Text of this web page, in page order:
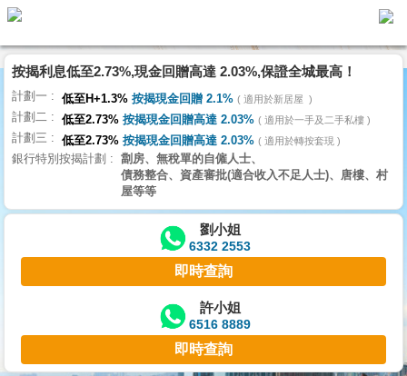
代
理
主
頁
搵
樓/
交
業
主
宅
按揭利息低至2.73%,現金回贈高達 2.03%,保證全城最高！
計劃一 低至H+1.3% 按揭現金回贈 2.1% 適用於新居屋
計劃二 低至2.73% 按揭現金回贈高達 2.03% 適用於一手及二手私樓
計劃三 低至2.73% 按揭現金回贈高達 2.03% 適用於轉按套現
銀行特別按揭計劃
劏房、無稅單的自僱人士、
債務整合、資產審批(適合收入不足人士)、唐樓、村
屋等等
劉小姐
6332 2553
即時查詢
許小姐
6516 8889
即時查詢